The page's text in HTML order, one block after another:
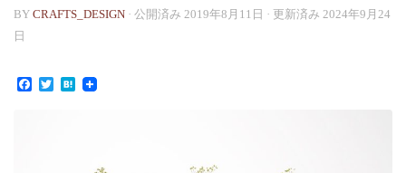
BY CRAFTS_DESIGN · 公開済み 2019年8月11日 · 更新済み 2024年9月24
日
Facebook
TwitterHatena